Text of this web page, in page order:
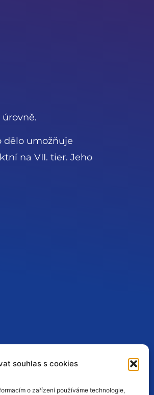
souhlas s cookies
o zařízení používáme technologie,
dělo umožňuje
na VII. tier. Jeho